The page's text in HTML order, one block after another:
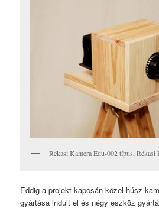
Rékasi Kamera Edu-002 típus, Rékasi
Eddig a projekt kapcsán közel húsz
gyártása indult el és négy eszköz